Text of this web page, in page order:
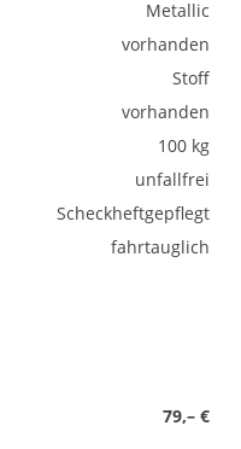
Metallic
vorhanden
Stoff
vorhanden
100 kg
unfallfrei
Scheckheftgepflegt
fahrtauglich
79,– €